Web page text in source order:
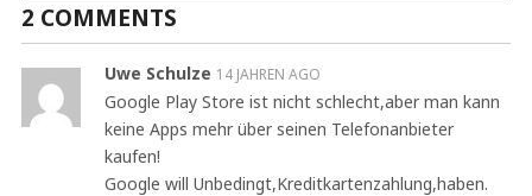
2 COMMENTS
Uwe Schulze 14 JAHREN AGO
Google Play Store ist nicht schlecht,aber man kann
keine Apps mehr über seinen Telefonanbieter
kaufen!
Google will Unbedingt,Kreditkartenzahlung,haben.